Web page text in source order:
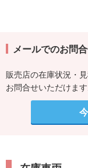
メールでのお問
販売店の在庫状況・
お問合せいただけます